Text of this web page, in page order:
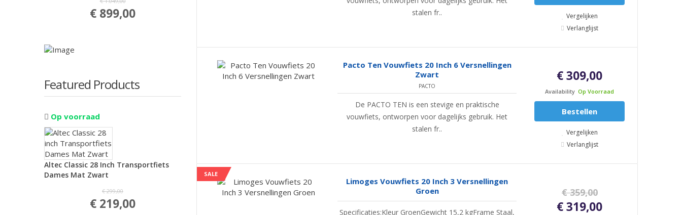
€ 899,00
Featured Products
Op voorraad
Altec Classic 28 Inch Transportfiets
Dames Mat Zwart
€ 299,00
€ 219,00
stalen fr..
Vergelijken
Verlanglijst
Pacto Ten Vouwfiets 20 Inch 6 Versnellingen
Zwart
PACTO
De PACTO TEN is een stevige en praktische
vouwfiets, ontworpen voor dagelijks gebruik. Het
stalen fr..
€ 309,00
Availability Op Voorraad
Bestellen
Vergelijken
Verlanglijst
SALE
Limoges Vouwfiets 20 Inch 3 Versnellingen
Groen
Specificaties:Kleur GroenGewicht 15,2 kgFrame Staal,
€ 359,00
€ 319,00